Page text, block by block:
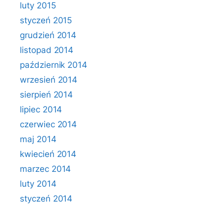
luty 2015
styczeń 2015
grudzień 2014
listopad 2014
październik 2014
wrzesień 2014
sierpień 2014
lipiec 2014
czerwiec 2014
maj 2014
kwiecień 2014
marzec 2014
luty 2014
styczeń 2014